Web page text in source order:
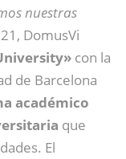
nuestras
DomusVi
con la
de Barcelona
académico
que
El